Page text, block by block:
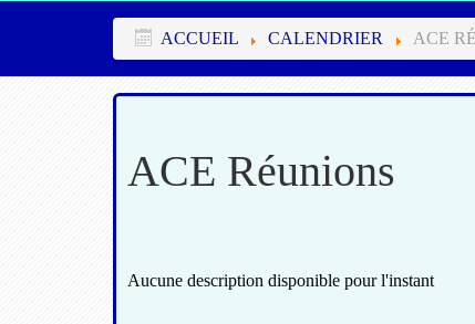
ACCUEIL CALENDRIER ACE
ACE Réunions
Aucune description disponible pour l'instant